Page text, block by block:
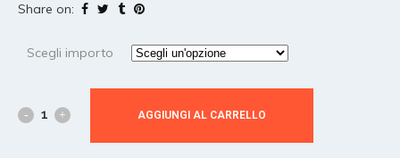
Share on:
Scegli importo
AGGIUNGI AL CARRELLO